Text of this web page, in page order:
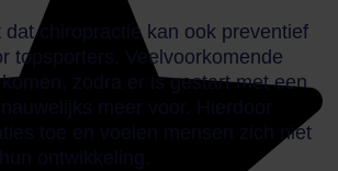
chiropractie kan ook preventief
topsporters. Veelvoorkomende
zodra er is gestart met een
meer voor. Hierdoor
toe en voelen mensen zich niet
ontwikkeling.